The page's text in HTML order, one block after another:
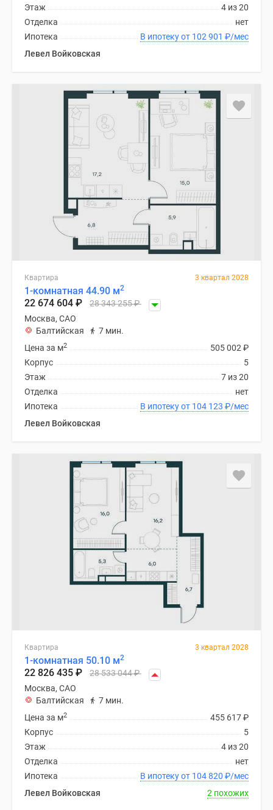
4 из 20
Этаж
нет
Отделка
В ипотеку от 102 901 ₽/мес
Ипотека
Левел Войковская
Квартира 3 квартал 2028
1-комнатная 44.90 м2
22 674 604 ₽ 28 343 255₽
Москва, САО
Балтийская
7 мин.
505 002 ₽
Цена за м2
5
Корпус
7 из 20
Этаж
нет
Отделка
В ипотеку от 104 123 ₽/мес
Ипотека
Левел Войковская
Квартира 3 квартал 2028
1-комнатная 50.10 м2
22 826 435 ₽ 28 533 044₽
Москва, САО
Балтийская
7 мин.
455 617₽
Цена за м2
5
Корпус
4 из 20
Этаж
нет
Отделка
В ипотеку от 104 820 ₽/мес
Ипотека
Левел Войковская
2 похожих